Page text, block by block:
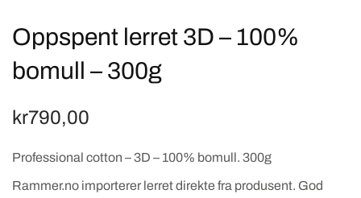
Oppspent lerret 3D – 100%
bomull – 300g
kr790,00
Professional cotton – 3D – 100% bomull. 300g
Rammer.no importerer lerret direkte fra produsent. God